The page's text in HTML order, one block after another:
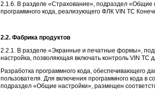
2.1.6. В разделе «Страхование», подраздел
программного кода, реализующего ФЛК VIN ТС
2.2. Фабрика продуктов
2.2.1. В разделе «Экранные и печатные формы»,
настройка, позволяющая включать контроль VIN ТС
Разработка программного кода, обеспечивающего
пользователя. Для включения программного кода
подраздел «Общие настройки», размещен